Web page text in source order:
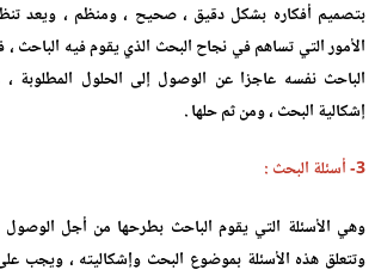
بتصميم أفكاره بشكل دقيق ، صحيح ، ومنظم ، ويعد
الأمور التي تساهم في نجاح البحث الذي يقوم فيه الباحث
الباحث نفسه عاجزا عن الوصول إلى الحلول المطلوبة
إشكالية البحث ، ومن ثم حلها .
3- أسئلة البحث :
وهي الأسئلة التي يقوم الباحث بطرحها من أجل
وتتعلق هذه الأسئلة بموضوع البحث وإشكاليته ، ويجب